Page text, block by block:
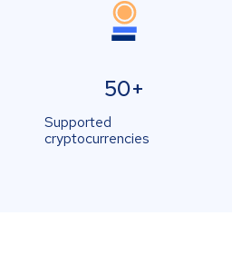
50+
Supported
cryptocurrencies